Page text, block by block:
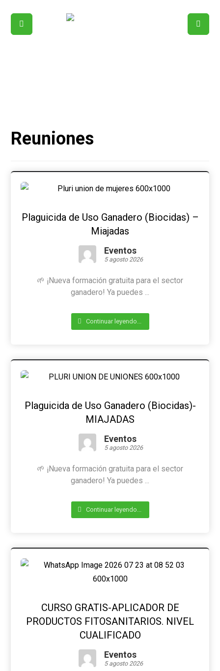
Reuniones
Plaguicida de Uso Ganadero (Biocidas) –
Miajadas
Eventos
5 agosto 2026
🌱 ¡Nueva formación gratuita para el sector
ganadero! Ya puedes ...
Continuar leyendo...
Plaguicida de Uso Ganadero (Biocidas)-
MIAJADAS
Eventos
5 agosto 2026
🌱 ¡Nueva formación gratuita para el sector
ganadero! Ya puedes ...
Continuar leyendo...
CURSO GRATIS-APLICADOR DE
PRODUCTOS FITOSANITARIOS. NIVEL
CUALIFICADO
Eventos
5 agosto 2026